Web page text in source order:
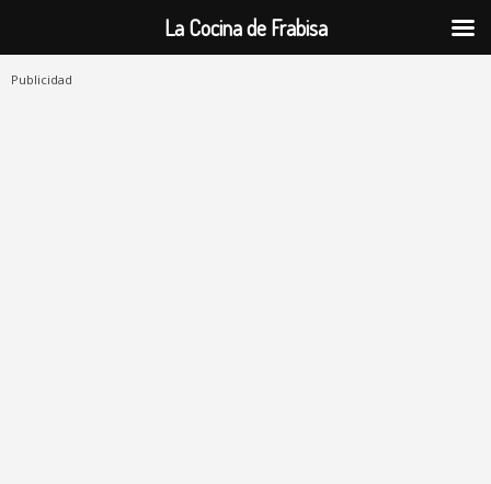
Publicidad
La Cocina de Frabisa